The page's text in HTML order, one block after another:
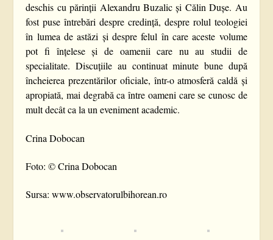
deschis cu părinții Alexandru Buzalic și Călin Dușe. Au
fost puse întrebări despre credință, despre rolul teologiei
în lumea de astăzi și despre felul în care aceste volume
pot fi înțelese și de oamenii care nu au studii de
specialitate. Discuțiile au continuat minute bune după
încheierea prezentărilor oficiale, într-o atmosferă caldă și
apropiată, mai degrabă ca între oameni care se cunosc de
mult decât ca la un eveniment academic.
Crina Dobocan
Foto: © Crina Dobocan
Sursa: www.observatorulbihorean.ro